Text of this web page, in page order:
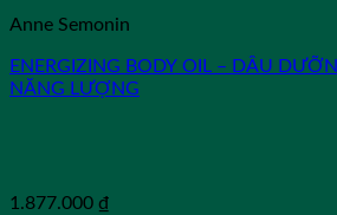
Anne Semonin
ENERGIZING BODY OIL – DẦU
NĂNG LƯỢNG
1.877.000 ₫